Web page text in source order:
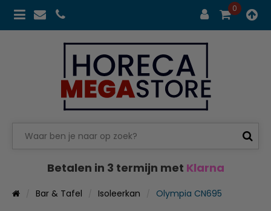
0
Betalen in 3 termijn met Klarna
Bar & Tafel Isoleerkan Olympia CN695